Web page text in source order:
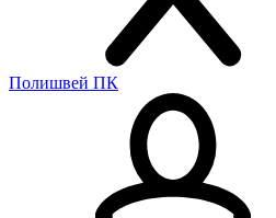
Полишвей ПК